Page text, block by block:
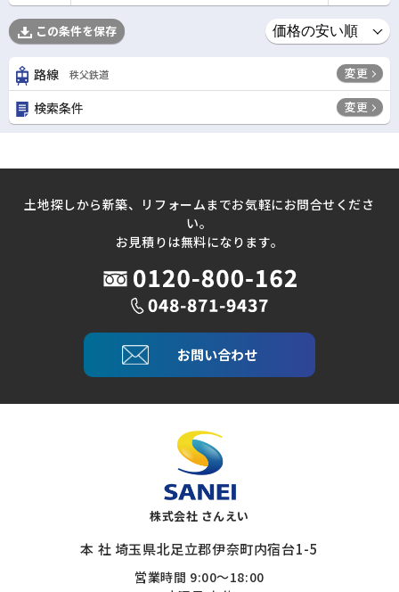
この条件を保存
路線 秩父鉄道 変更
検索条件 変更
土地探しから新築、リフォームまでお気軽にお問合せくださ
い。
お見積りは無料になります。
お問い合わせ
株式会社 さんえい
本 社 埼玉県北足立郡伊奈町内宿台1-5
営業時間 9:00～18:00